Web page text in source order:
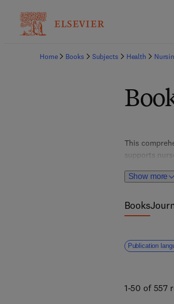
Home Books Subjects Health
Show more
This
supports
Books
Publication
1-50 of 557